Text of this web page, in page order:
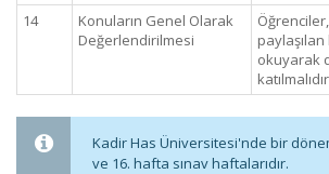
14
Konuların Genel Olarak
Değerlendirilmesi
okuyarak
Kadir Has Üniversitesi'nde bir
ve 16. hafta sınav haftalarıdır.